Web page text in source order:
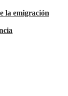
la emigración